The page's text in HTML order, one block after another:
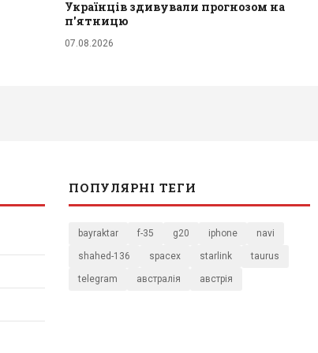
Українців здивували прогнозом на
п'ятницю
07.08.2026
ПОПУЛЯРНІ ТЕГИ
bayraktar f-35 g20 iphone navi
shahed-136 spacex starlink taurus
telegram австралія австрія